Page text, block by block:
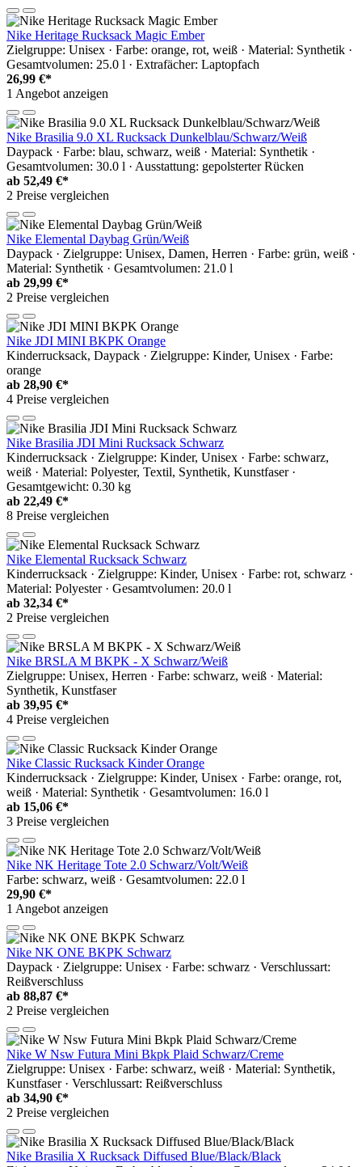
Nike Heritage Rucksack Magic Ember
Zielgruppe: Unisex · Farbe: orange, rot, weiß · Material: Synthetik ·
Gesamtvolumen: 25.0 l · Extrafächer: Laptopfach
26,99 €*
1 Angebot anzeigen
Nike Brasilia 9.0 XL Rucksack Dunkelblau/Schwarz/Weiß
Daypack · Farbe: blau, schwarz, weiß · Material: Synthetik ·
Gesamtvolumen: 30.0 l · Ausstattung: gepolsterter Rücken
ab 52,49 €*
2 Preise vergleichen
Nike Elemental Daybag Grün/Weiß
Daypack · Zielgruppe: Unisex, Damen, Herren · Farbe: grün, weiß ·
Material: Synthetik · Gesamtvolumen: 21.0 l
ab 29,99 €*
2 Preise vergleichen
Nike JDI MINI BKPK Orange
Kinderrucksack, Daypack · Zielgruppe: Kinder, Unisex · Farbe:
orange
ab 28,90 €*
4 Preise vergleichen
Nike Brasilia JDI Mini Rucksack Schwarz
Kinderrucksack · Zielgruppe: Kinder, Unisex · Farbe: schwarz,
weiß · Material: Polyester, Textil, Synthetik, Kunstfaser ·
Gesamtgewicht: 0.30 kg
ab 22,49 €*
8 Preise vergleichen
Nike Elemental Rucksack Schwarz
Kinderrucksack · Zielgruppe: Kinder, Unisex · Farbe: rot, schwarz ·
Material: Polyester · Gesamtvolumen: 20.0 l
ab 32,34 €*
2 Preise vergleichen
Nike BRSLA M BKPK - X Schwarz/Weiß
Zielgruppe: Unisex, Herren · Farbe: schwarz, weiß · Material:
Synthetik, Kunstfaser
ab 39,95 €*
4 Preise vergleichen
Nike Classic Rucksack Kinder Orange
Kinderrucksack · Zielgruppe: Kinder, Unisex · Farbe: orange, rot,
weiß · Material: Synthetik · Gesamtvolumen: 16.0 l
ab 15,06 €*
3 Preise vergleichen
Nike NK Heritage Tote 2.0 Schwarz/Volt/Weiß
Farbe: schwarz, weiß · Gesamtvolumen: 22.0 l
29,90 €*
1 Angebot anzeigen
Nike NK ONE BKPK Schwarz
Daypack · Zielgruppe: Unisex · Farbe: schwarz · Verschlussart:
Reißverschluss
ab 88,87 €*
2 Preise vergleichen
Nike W Nsw Futura Mini Bkpk Plaid Schwarz/Creme
Zielgruppe: Unisex · Farbe: schwarz, weiß · Material: Synthetik,
Kunstfaser · Verschlussart: Reißverschluss
ab 34,90 €*
2 Preise vergleichen
Nike Brasilia X Rucksack Diffused Blue/Black/Black